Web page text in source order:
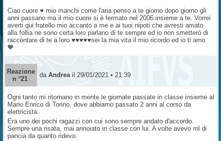
Ciao cuore ♥ mio manchi come l'aria penso a te giorno dopo giorno gli
anni passano ma il mio cuore si è fermato nel 2006 insieme a te. Vorrei
averti qui fratello mio accanto a me e ai tuoi nipoti che avresti amato
alla follia ne sono certa loro parlano di te sempre ed io non smetterò di
raccontare di te a loro ♥️♥️♥️♥️♥️sei la mia vita il mio ricordo ed io ti amo
🧡
Reazione
n °21
da Andreail 29/01/2021 • 21:39
Ogni tanto mi ritornano in mente le giornate passate in classe insieme al
Mario Enrico di Torino, dove abbiamo passato 2 anni al corso da
elettricista.
Era uno dei pochi ragazzi con cui sono sempre andato d'accordo.
Sempre una risata, mai annoiato in classe con lui. A volte avevo ml di
pancia da quanto ridevo.